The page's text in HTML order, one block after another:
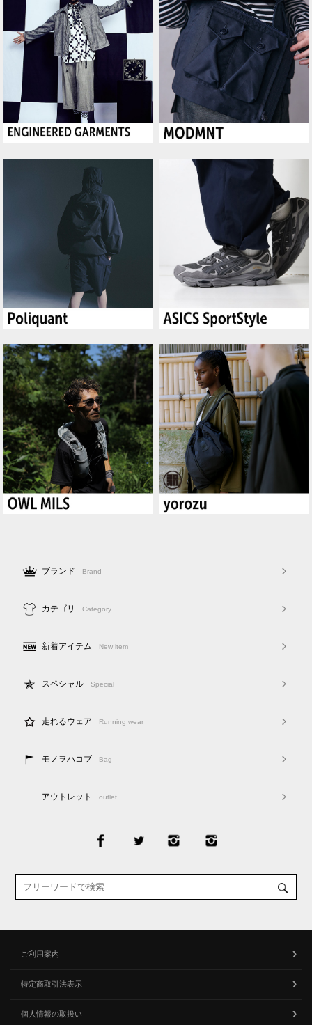
ブランド Brand
カテゴリ Category
新着アイテム New item
スペシャル Special
走れるウェア Running wear
モノヲハコブ Bag
アウトレット outlet
ご利用案内
特定商取引法表示
個人情報の取扱い